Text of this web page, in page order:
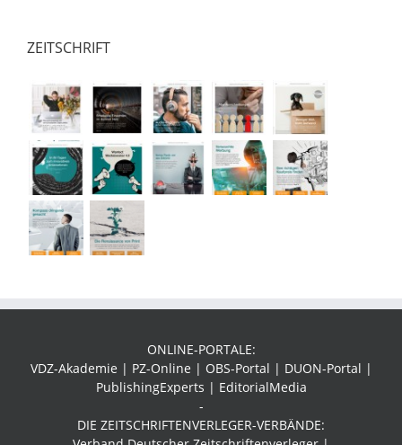
ZEITSCHRIFT
ONLINE-PORTALE:
VDZ-Akademie | PZ-Online | OBS-Portal | DUON-Portal |
PublishingExperts | EditorialMedia
-
DIE ZEITSCHRIFTENVERLEGER-VERBÄNDE: